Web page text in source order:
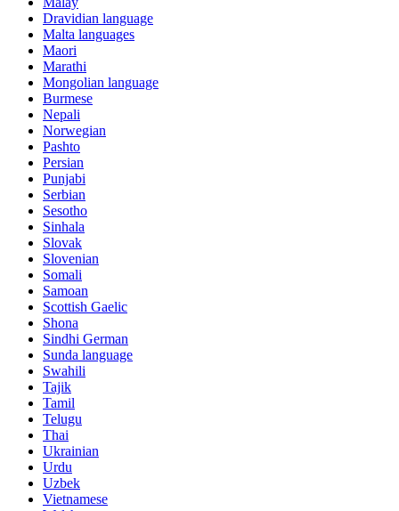
Dravidian language
Malta languages
Maori
Marathi
Mongolian language
Burmese
Nepali
Norwegian
Pashto
Persian
Punjabi
Serbian
Sesotho
Sinhala
Slovak
Slovenian
Somali
Samoan
Scottish Gaelic
Shona
Sindhi German
Sunda language
Swahili
Tajik
Tamil
Telugu
Thai
Ukrainian
Urdu
Uzbek
Vietnamese